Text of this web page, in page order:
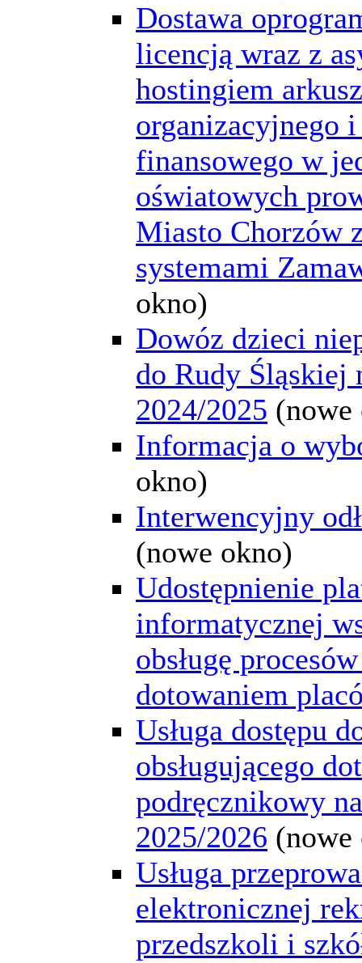
Dostawa
licencją wraz z
hostingiem
organizacyjnego
finansowego w
oświatowych
Miasto Chorzów
systemami
okno)
Dowóz dzieci
do Rudy Śląskiej
2024/2025 (nowe
Informacja o
okno)
Interwencyjny
(nowe okno)
Udostępnienie
informatycznej
obsługę
dotowaniem
Usługa dostępu
obsługującego
podręcznikowy
2025/2026 (nowe
Usługa
elektronicznej
przedszkoli i